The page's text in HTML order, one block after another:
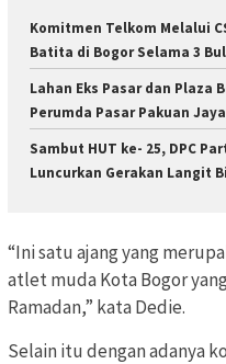
Komitmen Telkom Melalui
Batita di Bogor Selama 3
Lahan Eks Pasar dan Plaza
Perumda Pasar Pakuan
Sambut HUT ke- 25, DPC
Luncurkan Gerakan Langit
“Ini satu ajang yang
atlet muda Kota Bogor
Ramadan,” kata Dedie.
Selain itu dengan adanya